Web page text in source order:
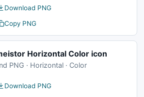
Download PNG
Copy PNG
Horizontal Color icon
PNG · Horizontal · Color
Download PNG